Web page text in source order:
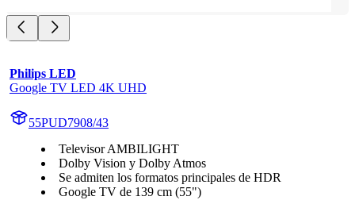
Philips LED
Google TV LED 4K UHD
55PUD7908/43
Televisor AMBILIGHT
Dolby Vision y Dolby Atmos
Se admiten los formatos principales de HDR
Google TV de 139 cm (55")